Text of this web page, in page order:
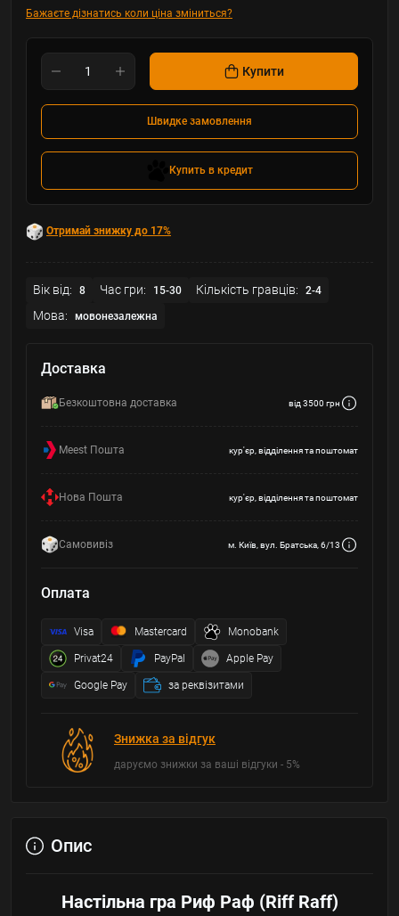
Бажаєте дізнатись коли ціна зміниться?
Купити
Швидке замовлення
Купить в кредит
Отримай знижку до 17%
Вік від: 8 Час гри: 15-30 Кількість гравців: 2-4
Мова: мовонезалежна
Доставка
Безкоштовна доставка від 3500 грн
Meest Пошта кур'єр, відділення та поштомат
Нова Пошта кур'єр, відділення та поштомат
Самовивіз м. Київ, вул. Братська, 6/13
Оплата
Visa Mastercard Monobank
Privat24 PayPal Apple Pay
Google Pay за реквізитами
Знижка за відгук
даруємо знижки за ваші відгуки - 5%
Опис
Настільна гра Риф Раф (Riff Raff)